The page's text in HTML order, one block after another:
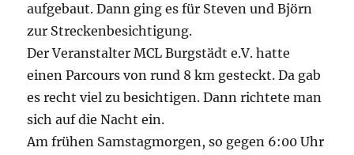
aufgebaut. Dann ging es für Steven und Björn
zur Streckenbesichtigung.
Der Veranstalter MCL Burgstädt e.V. hatte
einen Parcours von rund 8 km gesteckt. Da gab
es recht viel zu besichtigen. Dann richtete man
sich auf die Nacht ein.
Am frühen Samstagmorgen, so gegen 6:00 Uhr